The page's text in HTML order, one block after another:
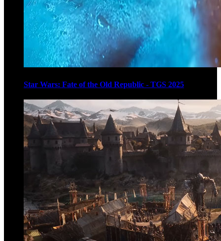
Star Wars: Fate of the Old Republic - TGS 2025